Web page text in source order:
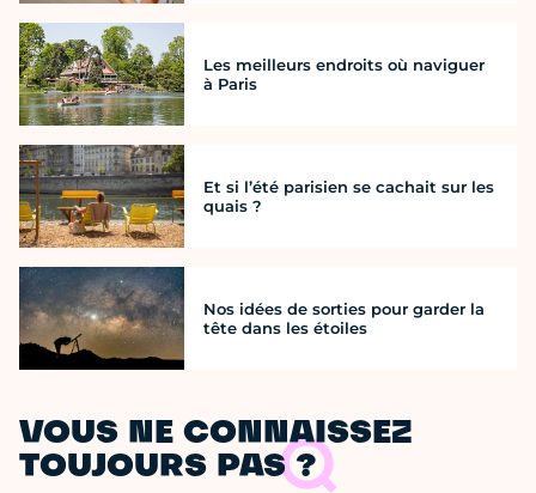
Les meilleurs endroits où naviguer
à Paris
Et si l’été parisien se cachait sur les
quais ?
Nos idées de sorties pour garder la
tête dans les étoiles
VOUS NE CONNAISSEZ
TOUJOURS PAS ?